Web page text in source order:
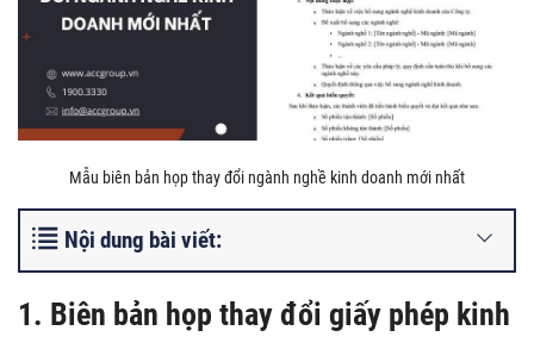
Mẫu biên bản họp thay đổi ngành nghề kinh doanh mới nhất
Nội dung bài viết:
1. Biên bản họp thay đổi giấy phép kinh